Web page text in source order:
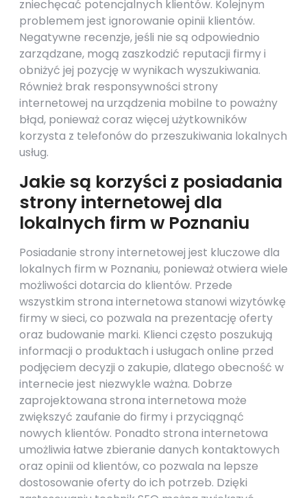
zniechęcać potencjalnych klientów. Kolejnym
problemem jest ignorowanie opinii klientów.
Negatywne recenzje, jeśli nie są odpowiednio
zarządzane, mogą zaszkodzić reputacji firmy i
obniżyć jej pozycję w wynikach wyszukiwania.
Również brak responsywności strony
internetowej na urządzenia mobilne to poważny
błąd, ponieważ coraz więcej użytkowników
korzysta z telefonów do przeszukiwania lokalnych
usług.
Jakie są korzyści z posiadania
strony internetowej dla
lokalnych firm w Poznaniu
Posiadanie strony internetowej jest kluczowe dla
lokalnych firm w Poznaniu, ponieważ otwiera wiele
możliwości dotarcia do klientów. Przede
wszystkim strona internetowa stanowi wizytówkę
firmy w sieci, co pozwala na prezentację oferty
oraz budowanie marki. Klienci często poszukują
informacji o produktach i usługach online przed
podjęciem decyzji o zakupie, dlatego obecność w
internecie jest niezwykle ważna. Dobrze
zaprojektowana strona internetowa może
zwiększyć zaufanie do firmy i przyciągnąć
nowych klientów. Ponadto strona internetowa
umożliwia łatwe zbieranie danych kontaktowych
oraz opinii od klientów, co pozwala na lepsze
dostosowanie oferty do ich potrzeb. Dzięki